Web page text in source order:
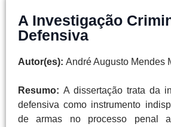
A Investigação
Defensiva
Autor(es): André Augusto Mendes
Resumo: A dissertação trata da
defensiva como instrumento
de armas no processo penal